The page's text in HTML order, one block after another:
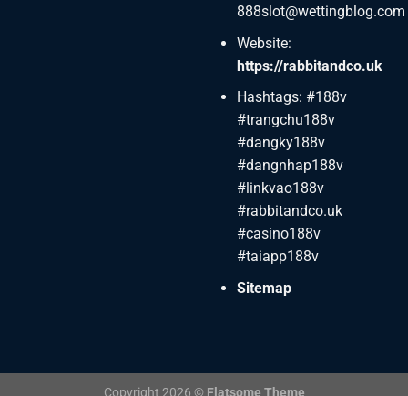
888slot@wettingblog.com
Website:
https://rabbitandco.uk
Hashtags: #188v
#trangchu188v
#dangky188v
#dangnhap188v
#linkvao188v
#rabbitandco.uk
#casino188v
#taiapp188v
Sitemap
Copyright 2026 © Flatsome Theme